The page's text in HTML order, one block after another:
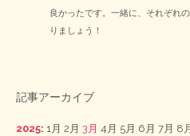
良かったです。一緒に、それぞれ
りましょう！
記事アーカイブ
2025: 1月 2月 3月 4月 5月 6月 7月 8月